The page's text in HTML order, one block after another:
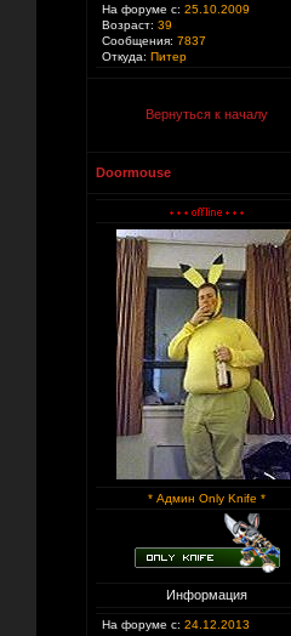
На форуме с: 25.10.2009
Возраст: 39
Сообщения: 7837
Откуда: Питер
Вернуться к началу
Doormouse
* Админ Only Knife *
Информация
На форуме с: 24.12.2013